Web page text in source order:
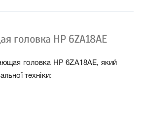
головка HP 6ZA18AE
головка HP 6ZA18AE, який
техніки: